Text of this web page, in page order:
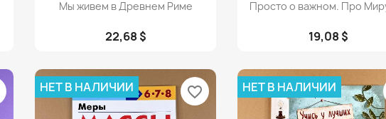

Мы живем в Древнем Риме
22,68 $

Просто о важном. Про
19,08 $
НЕТ В НАЛИЧИИ favorite_border НЕТ В НАЛИЧИИ